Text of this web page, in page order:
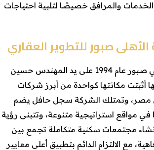
والمرافق خصيصًا لتلبية احتياجات
صبور للتطوير العقاري
انطلقت شركة الأهلي صبور عام 1994 على يد المهندس حسين
أثبتت مكانتها كواحدة من أبرز شركات
مصر، وتمتلك الشركة سجل حافل يضم
مشروعًا في مواقع استراتيجية متنوعة، وتتبنى رؤية
مجتمعات سكنية متكاملة تجمع بين
مع الالتزام الدائم بتطبيق أعلى معايير